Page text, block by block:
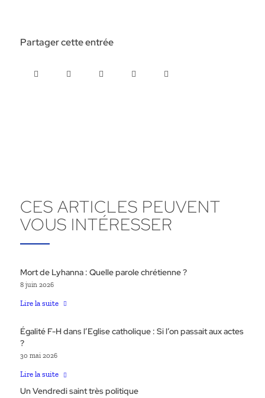
Partager cette entrée
CES ARTICLES PEUVENT
VOUS INTÉRESSER
Mort de Lyhanna : Quelle parole chrétienne ?
8 juin 2026
Lire la suite
Égalité F-H dans l’Eglise catholique : Si l’on passait aux actes
?
30 mai 2026
Lire la suite
Un Vendredi saint très politique